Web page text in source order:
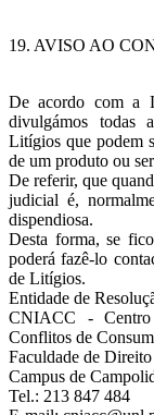
19. AVISO AO
De acordo com a
divulgámos todas
Litígios que podem
de um produto ou
De referir, que
judicial é,
dispendiosa.
Desta forma, se
poderá fazê-lo
de Litígios.
Entidade de
CNIACC -
Conflitos de
Faculdade de
Campus de
Tel.: 213 847 484